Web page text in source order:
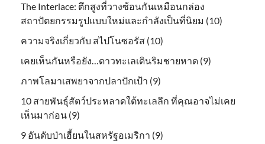
The Interlace: ตึกสูงที่วางซ้อนกันเหมือนกล่อง
สถาปัตยกรรมรูปแบบใหม่และกำลังเป็นที่นิยม (10)
ความจริงเกี่ยวกับ สไปโนซอรัส (10)
เคยเห็นกันหรือยัง…ดาวทะเลเดินริมชายหาด (9)
ภาพโลมาเสพยาจากปลาปักเป้า (9)
10 สายพันธุ์สัตว์ประหลาดใต้ทะเลลึก ที่คุณอาจไม่เคย
เห็นมาก่อน (9)
9 อันดับป่าเฮี้ยนในสหรัฐอเมริกา (9)